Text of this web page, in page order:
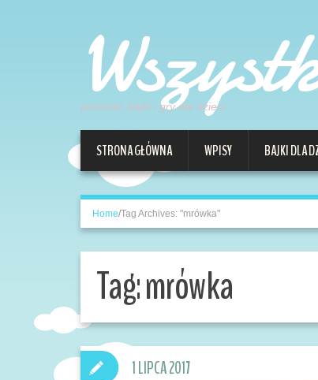
piosenki, bajki i gry dla dzieci
STRONA GŁÓWNA WPISY BAJKI DLA
Home/Tag Archives: "mrówka"
Tag:mrówka
1 LIPCA 2017